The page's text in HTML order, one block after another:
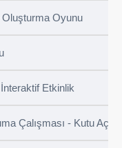
Oluşturma Oyunu
Etkinlik
Çalışması - Kutu